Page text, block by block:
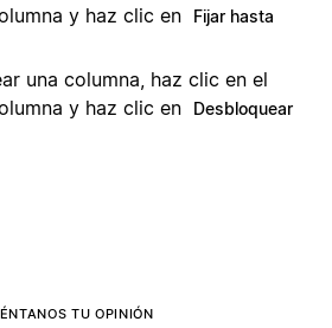
y haz clic en
Fijar hasta
una columna, haz clic en el
y haz clic en
Desbloquear
TU OPINIÓN